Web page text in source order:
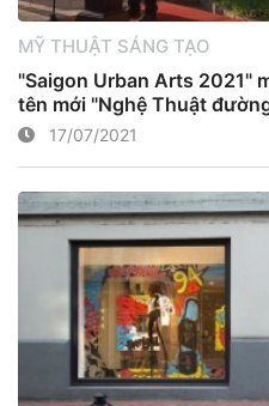
MỸ THUẬT SÁNG TẠO
"Saigon Urban Arts 2021"
tên mới "Nghệ Thuật
17/07/2021